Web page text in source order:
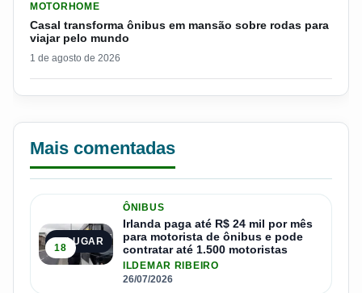
MOTORHOME
Casal transforma ônibus em mansão sobre rodas para
viajar pelo mundo
1 de agosto de 2026
Mais comentadas
1º LUGAR
18
ÔNIBUS
Irlanda paga até R$ 24 mil por mês
para motorista de ônibus e pode
contratar até 1.500 motoristas
ILDEMAR RIBEIRO
26/07/2026